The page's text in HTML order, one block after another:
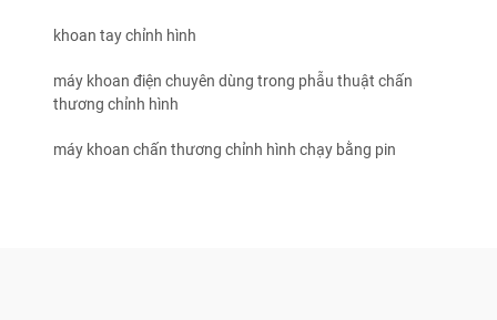
khoan tay chỉnh hình
máy khoan điện chuyên dùng trong phẫu thuật chấn
thương chỉnh hình
máy khoan chấn thương chỉnh hình chạy bằng pin